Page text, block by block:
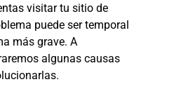
visitar tu sitio de
puede ser temporal
más grave. A
algunas causas